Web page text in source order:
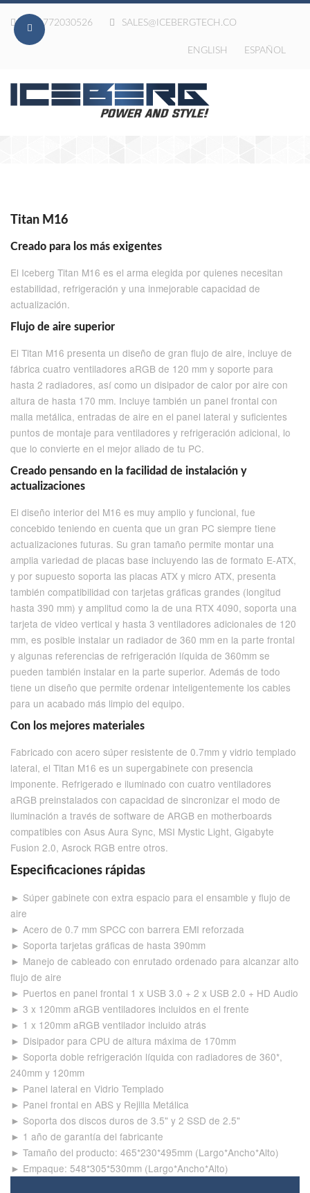
020-772030526 SALES@ICEBERGTECH.CO
ENGLISH ESPAÑOL
Titan M16
Creado para los más exigentes
El Iceberg Titan M16 es el arma elegida por quienes necesitan
estabilidad, refrigeración y una inmejorable capacidad de
actualización.
Flujo de aire superior
El Titan M16 presenta un diseño de gran flujo de aire, incluye de
fábrica cuatro ventiladores aRGB de 120 mm y soporte para
hasta 2 radiadores, así como un disipador de calor por aire con
altura de hasta 170 mm. Incluye también un panel frontal con
malla metálica, entradas de aire en el panel lateral y suficientes
puntos de montaje para ventiladores y refrigeración adicional, lo
que lo convierte en el mejor aliado de tu PC.
Creado pensando en la facilidad de instalación y
actualizaciones
El diseño interior del M16 es muy amplio y funcional, fue
concebido teniendo en cuenta que un gran PC siempre tiene
actualizaciones futuras. Su gran tamaño permite montar una
amplia variedad de placas base incluyendo las de formato E-ATX,
y por supuesto soporta las placas ATX y micro ATX, presenta
también compatibilidad con tarjetas gráficas grandes (longitud
hasta 390 mm) y amplitud como la de una RTX 4090, soporta una
tarjeta de video vertical y hasta 3 ventiladores adicionales de 120
mm, es posible instalar un radiador de 360 mm en la parte frontal
y algunas referencias de refrigeración líquida de 360mm se
pueden también instalar en la parte superior. Además de todo
tiene un diseño que permite ordenar inteligentemente los cables
para un acabado más limpio del equipo.
Con los mejores materiales
Fabricado con acero súper resistente de 0.7mm y vidrio templado
lateral, el Titan M16 es un supergabinete con presencia
imponente. Refrigerado e iluminado con cuatro ventiladores
aRGB preinstalados con capacidad de sincronizar el modo de
iluminación a través de software de ARGB en motherboards
compatibles con Asus Aura Sync, MSI Mystic Light, Gigabyte
Fusion 2.0, Asrock RGB entre otros.
Especificaciones rápidas
► Súper gabinete con extra espacio para el ensamble y flujo de
aire
► Acero de 0.7 mm SPCC con barrera EMI reforzada
► Soporta tarjetas gráficas de hasta 390mm
► Manejo de cableado con enrutado ordenado para alcanzar alto
flujo de aire
► Puertos en panel frontal 1 x USB 3.0 + 2 x USB 2.0 + HD Audio
► 3 x 120mm aRGB ventiladores incluidos en el frente
► 1 x 120mm aRGB ventilador incluido atrás
► Disipador para CPU de altura máxima de 170mm
► Soporta doble refrigeración líquida con radiadores de 360*,
240mm y 120mm
► Panel lateral en Vidrio Templado
► Panel frontal en ABS y Rejilla Metálica
► Soporta dos discos duros de 3.5" y 2 SSD de 2.5"
► 1 año de garantía del fabricante
► Tamaño del producto: 465*230*495mm (Largo*Ancho*Alto)
► Empaque: 548*305*530mm (Largo*Ancho*Alto)